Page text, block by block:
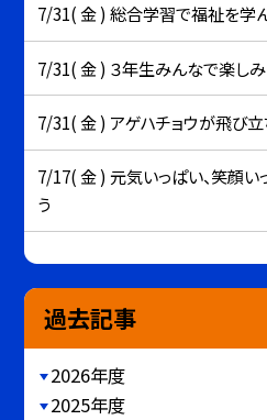
7/31( 金 ) 総合学習で福祉を学
7/31( 金 ) ３年生みんなで楽し
7/31( 金 ) アゲハチョウが飛び立
7/17( 金 ) 元気いっぱい、笑顔い
う
過去記事
2026年度
2025年度